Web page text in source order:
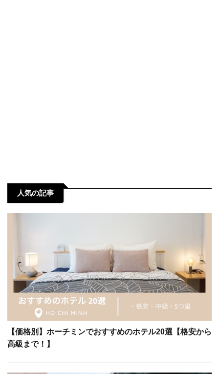
人気の記事
【価格別】ホーチミンでおすすめのホテル20選【格安から
高級まで！】